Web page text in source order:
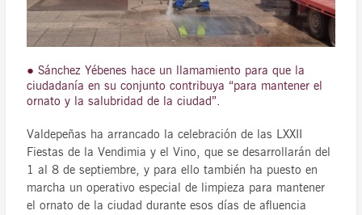
● Sánchez Yébenes hace un llamamiento para que la
ciudadanía en su conjunto contribuya “para mantener el
ornato y la salubridad de la ciudad”.
Valdepeñas ha arrancado la celebración de las LXXII
Fiestas de la Vendimia y el Vino, que se desarrollarán del
1 al 8 de septiembre, y para ello también ha puesto en
marcha un operativo especial de limpieza para mantener
el ornato de la ciudad durante esos días de afluencia